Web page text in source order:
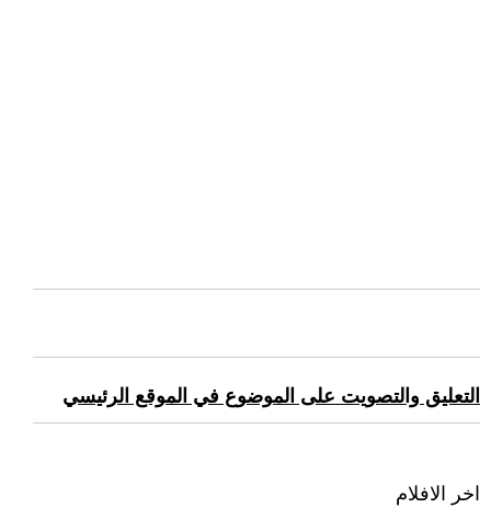
التعليق والتصويت على الموضوع في الموقع الرئيسي
اخر الافلام